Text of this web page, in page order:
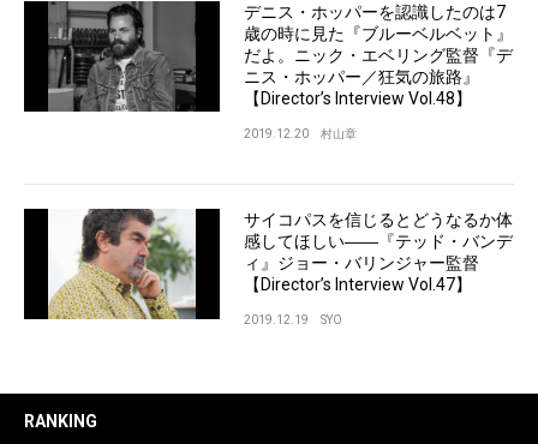
デニス・ホッパーを認識したのは7
歳の時に見た『ブルーベルベット』
だよ。ニック・エベリング監督『デ
ニス・ホッパー／狂気の旅路』
【Director’s Interview Vol.48】
2019.12.20 村山章
サイコパスを信じるとどうなるか体
感してほしい――『テッド・バンデ
ィ』ジョー・バリンジャー監督
【Director’s Interview Vol.47】
2019.12.19 SYO
RANKING